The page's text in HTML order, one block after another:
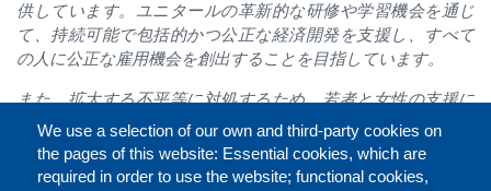
供しています。ユニタールの革新的な研修や学習機会を通じ
て、持続可能で包括的かつ公正な経済開発を支援し、すべて
の人に公正な雇用機会を創出することを目指しています。
また、拡大する不平等に対処するため、若者と女性の支援に
力を入れています。私たちは、2030アジェンダと持続可能な
開発目標を推進し、包摂的で持続可能な世界の実現のため
に、世界中のさまざまなパートナーと連帯して活動していま
We use a selection of our own and third-party cookies on
the pages of this website: Essential cookies, which are
required in order to use the website; functional cookies,